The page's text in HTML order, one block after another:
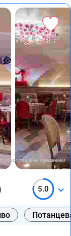
предоставлены заведением
5.0